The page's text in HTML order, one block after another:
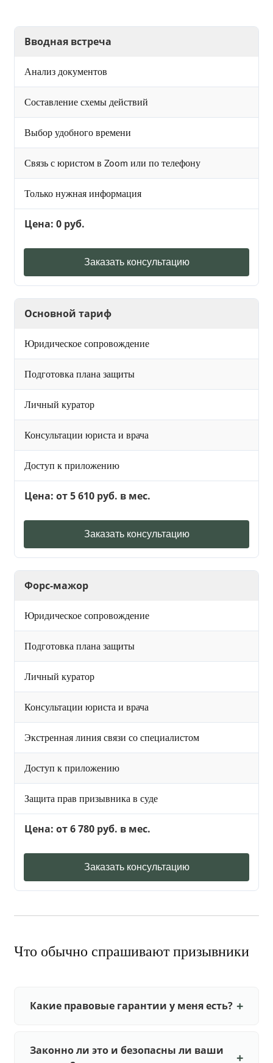
Вводная встреча
Анализ документов
Составление схемы действий
Выбор удобного времени
Связь с юристом в Zoom или по телефону
Только нужная информация
Цена: 0 руб.
Заказать консультацию
Основной тариф
Юридическое сопровождение
Подготовка плана защиты
Личный куратор
Консультации юриста и врача
Доступ к приложению
Цена: от 5 610 руб. в мес.
Заказать консультацию
Форс-мажор
Юридическое сопровождение
Подготовка плана защиты
Личный куратор
Консультации юриста и врача
Экстренная линия связи со специалистом
Доступ к приложению
Защита прав призывника в суде
Цена: от 6 780 руб. в мес.
Заказать консультацию
Что обычно спрашивают призывники
Какие правовые гарантии у меня есть?
Законно ли это и безопасны ли ваши